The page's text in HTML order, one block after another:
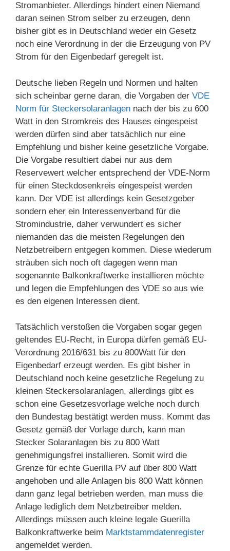
Stromanbieter. Allerdings hindert einen Niemand
daran seinen Strom selber zu erzeugen, denn
bisher gibt es in Deutschland weder ein Gesetz
noch eine Verordnung in der die Erzeugung von PV
Strom für den Eigenbedarf geregelt ist.
Deutsche lieben Regeln und Normen und halten
sich scheinbar gerne daran, die Vorgaben der VDE
Norm für Steckersolaranlagen nach der bis zu 600
Watt in den Stromkreis des Hauses eingespeist
werden dürfen sind aber tatsächlich nur eine
Empfehlung und bisher keine gesetzliche Vorgabe.
Die Vorgabe resultiert dabei nur aus dem
Reservewert welcher entsprechend der VDE-Norm
für einen Steckdosenkreis eingespeist werden
kann. Der VDE ist allerdings kein Gesetzgeber
sondern eher ein Interessenverband für die
Stromindustrie, daher verwundert es sicher
niemanden das die meisten Regelungen den
Netzbetreibern entgegen kommen. Diese wiederum
sträuben sich noch oft dagegen wenn man
sogenannte Balkonkraftwerke installieren möchte
und legen die Empfehlungen des VDE so aus wie
es den eigenen Interessen dient.
Tatsächlich verstoßen die Vorgaben sogar gegen
geltendes EU-Recht, in Europa dürfen gemäß EU-
Verordnung 2016/631 bis zu 800Watt für den
Eigenbedarf erzeugt werden. Es gibt bisher in
Deutschland noch keine gesetzliche Regelung zu
kleinen Steckersolaranlagen, allerdings gibt es
schon eine Gesetzesvorlage welche noch durch
den Bundestag bestätigt werden muss. Kommt das
Gesetz gemäß der Vorlage durch, kann man
Stecker Solaranlagen bis zu 800 Watt
genehmigungsfrei installieren. Somit wird die
Grenze für echte Guerilla PV auf über 800 Watt
angehoben und alle Anlagen bis 800 Watt können
dann ganz legal betrieben werden, man muss die
Anlage lediglich dem Netzbetreiber melden.
Allerdings müssen auch kleine legale Guerilla
Balkonkraftwerke beim Marktstammdatenregister
angemeldet werden.